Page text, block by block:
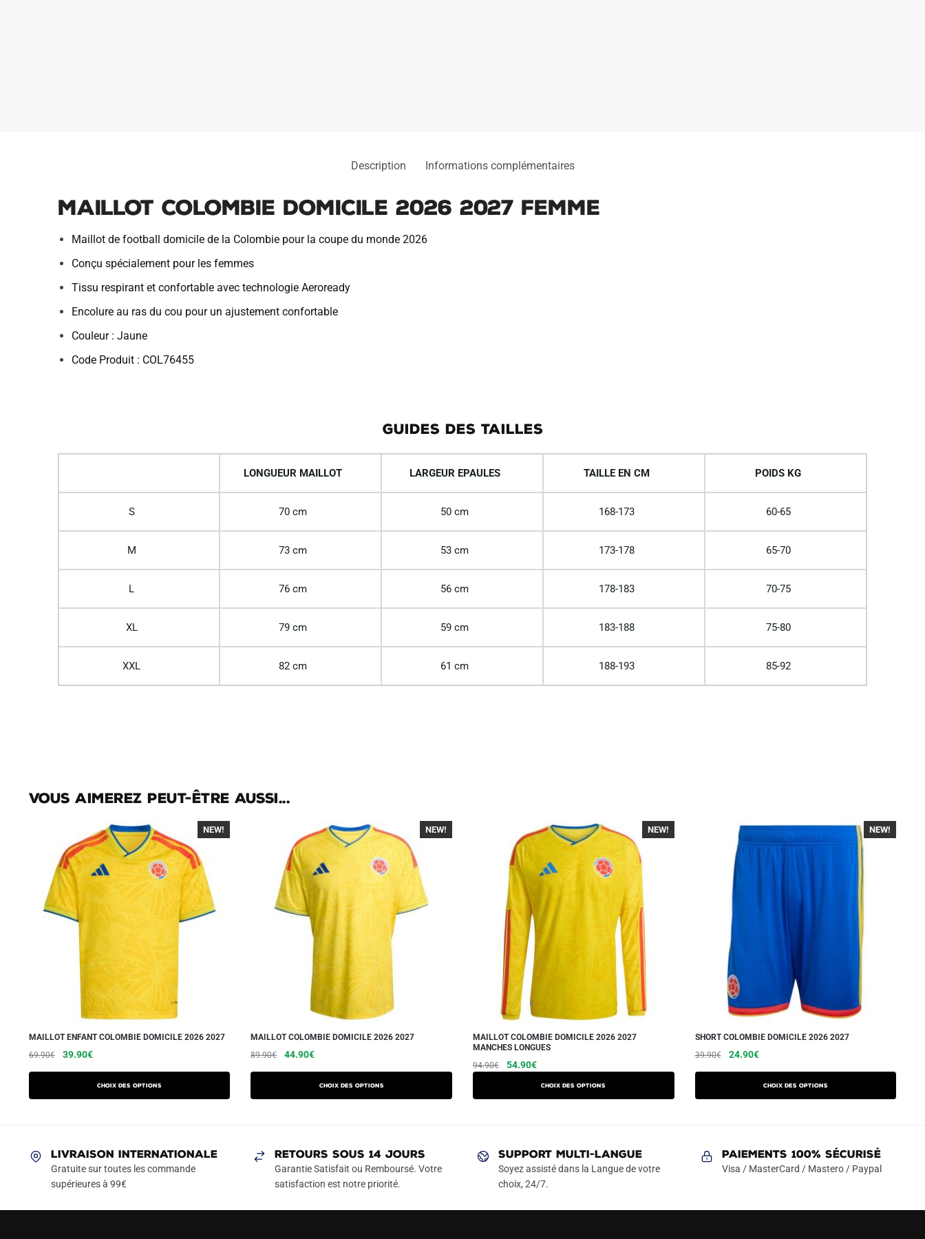
Description Informations complémentaires
Maillot Colombie Domicile 2026 2027 Femme
Maillot de football domicile de la Colombie pour la coupe du monde 2026
Conçu spécialement pour les femmes
Tissu respirant et confortable avec technologie Aeroready
Encolure au ras du cou pour un ajustement confortable
Couleur : Jaune
Code Produit : COL76455
GUIDES DES TAILLES
LONGUEUR MAILLOT LARGEUR EPAULES TAILLE EN CM POIDS KG
S 70 cm 50 cm 168-173 60-65
M 73 cm 53 cm 173-178 65-70
L 76 cm 56 cm 178-183 70-75
XL 79 cm 59 cm 183-188 75-80
XXL 82 cm 61 cm 188-193 85-92
Vous aimerez peut-être aussi...
-40%
NEW!
MAILLOT ENFANT COLOMBIE DOMICILE 2026 2027
69.90€
Le
était :
39.90€Le
actuel
est :
Choix des options
Ce
produit
a
options
peuvent
être
choisies
-40%
NEW!
MAILLOT COLOMBIE DOMICILE 2026 2027
89.90€
Le
était :
44.90€Le
actuel
est :
Choix des options
Ce
produit
a
options
peuvent
être
choisies
-40%
NEW!
MAILLOT COLOMBIE DOMICILE 2026 2027
MANCHES LONGUES
94.90€
Le
54.90€Le
Choix des options
Ce
produit
a
Les
options
peuvent
NEW!
SHORT COLOMBIE DOMICILE 2026 2027
39.90€
Le
était :
24.90€Le
actuel
est :
Choix des options
Ce
produit
a
options
peuvent
choisies
LIVRAISON INTERNATIONALE
Gratuite sur toutes les commande
supérieures à 99€
RETOURS SOUS 14 JOURS
Garantie Satisfait ou Remboursé. Votre
satisfaction est notre priorité.
SUPPORT MULTI-LANGUE
Soyez assisté dans la Langue de votre
choix, 24/7.
Paiements 100% Sécurisé
Visa / MasterCard / Mastero / Paypal